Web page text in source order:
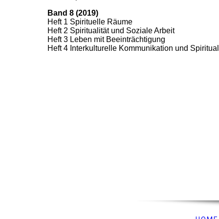
Band 8 (2019)
Heft 1 Spirituelle Räume
Heft 2 Spiritualität und Soziale Arbeit
Heft 3 Leben mit Beeinträchtigung
Heft 4 Interkulturelle Kommunikation und